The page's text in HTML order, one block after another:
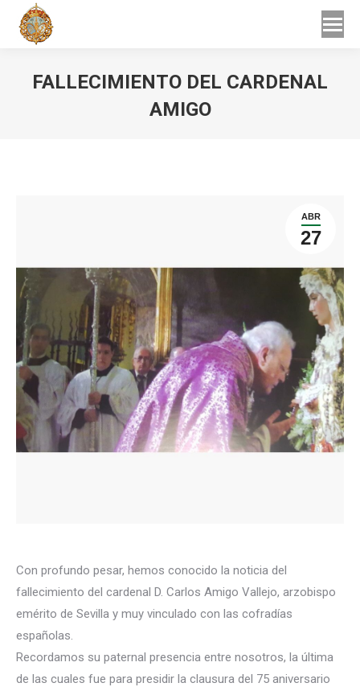
FALLECIMIENTO DEL CARDENAL
AMIGO
ABR
27
Con profundo pesar, hemos conocido la noticia del
fallecimiento del cardenal D. Carlos Amigo Vallejo, arzobispo
emérito de Sevilla y muy vinculado con las cofradías
españolas.
Recordamos su paternal presencia entre nosotros, la última
de las cuales fue para presidir la clausura del 75 aniversario